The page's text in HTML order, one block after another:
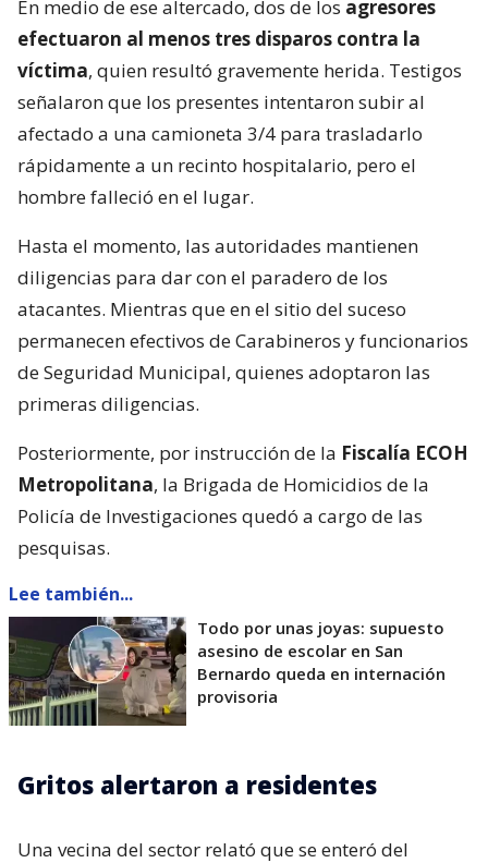
En medio de ese altercado, dos de los agresores
efectuaron al menos tres disparos contra la
víctima, quien resultó gravemente herida. Testigos
señalaron que los presentes intentaron subir al
afectado a una camioneta 3/4 para trasladarlo
rápidamente a un recinto hospitalario, pero el
hombre falleció en el lugar.
Hasta el momento, las autoridades mantienen
diligencias para dar con el paradero de los
atacantes. Mientras que en el sitio del suceso
permanecen efectivos de Carabineros y funcionarios
de Seguridad Municipal, quienes adoptaron las
primeras diligencias.
Posteriormente, por instrucción de la Fiscalía ECOH
Metropolitana, la Brigada de Homicidios de la
Policía de Investigaciones quedó a cargo de las
pesquisas.
Lee también...
Todo por unas joyas: supuesto
asesino de escolar en San
Bernardo queda en internación
provisoria
Gritos alertaron a residentes
Una vecina del sector relató que se enteró del